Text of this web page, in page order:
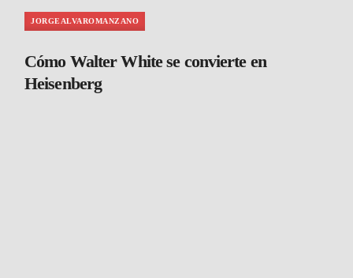
JORGEALVAROMANZANO
Cómo Walter White se convierte en
Heisenberg